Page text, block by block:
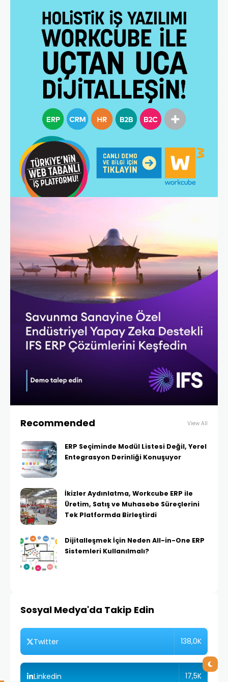
Recommended View All
ERP Seçiminde Modül Listesi Değil, Yerel
Entegrasyon Derinliği Konuşuyor
İkizler Aydınlatma, Workcube ERP ile
Üretim, Satış ve Muhasebe Süreçlerini
Tek Platformda Birleştirdi
Dijitalleşmek İçin Neden All-in-One ERP
Sistemleri Kullanılmalı?
Sosyal Medya'da Takip Edin
Twitter 138,0K
Linkedin 17,5K